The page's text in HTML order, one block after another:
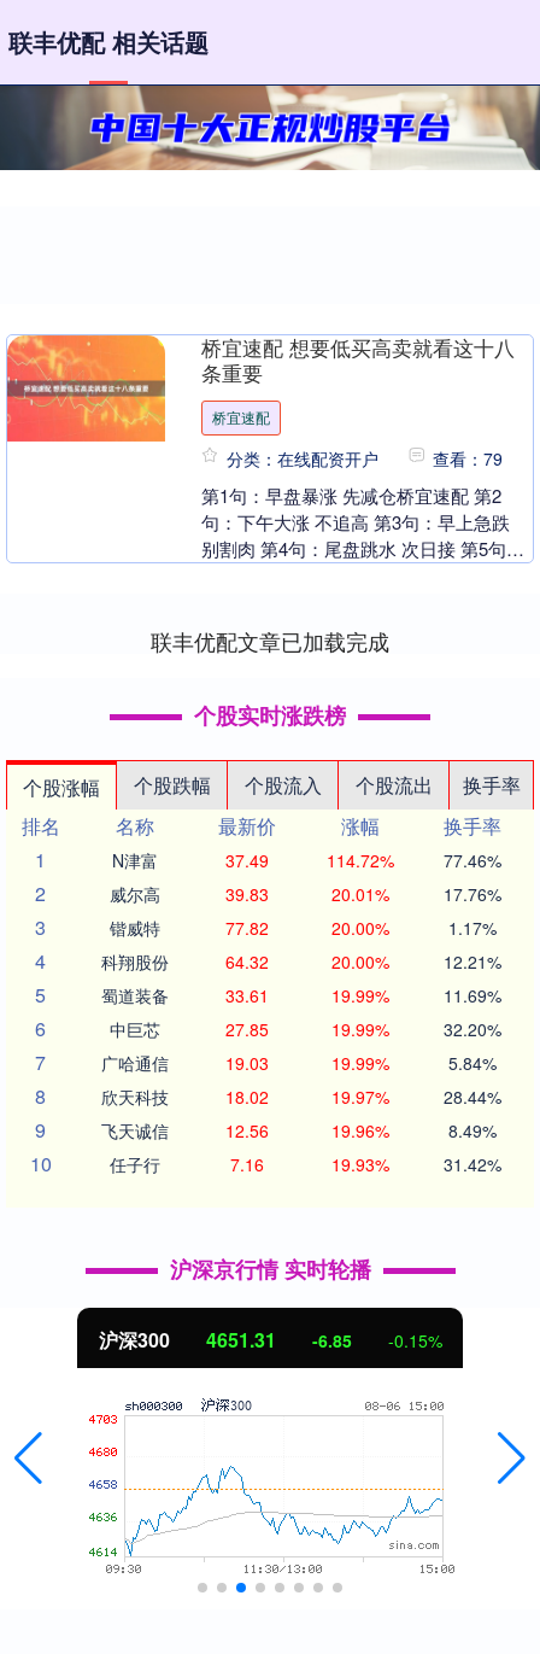
联丰优配 相关话题
桥宜速配 想要低买高卖就看这十八
条重要
桥宜速配
分类：在线配资开户 查看：79
第1句：早盘暴涨 先减仓桥宜速配 第2
句：下午大涨 不追高 第3句：早上急跌
别割肉 第4句：尾盘跳水 次日接 第5句：
联丰优配文章已加载完成
个股实时涨跌榜
个股涨幅 个股跌幅 个股流入 个股流出
换手率
排名
名称 最新价 涨幅
换手率
1
N津富 37.49 114.72% 77.46%
2 威尔高 39.83 20.01% 17.76%
3 锴威特 77.82 20.00% 1.17%
4 科翔股份 64.32 20.00% 12.21%
5 蜀道装备 33.61 19.99% 11.69%
6 中巨芯 27.85 19.99% 32.20%
7 广哈通信 19.03 19.99% 5.84%
8 欣天科技 18.02 19.97% 28.44%
9 飞天诚信 12.56 19.96% 8.49%
10 任子行 7.16 19.93% 31.42%
沪深京行情 实时轮播
沪深300 4651.31 -6.85 -0.15%